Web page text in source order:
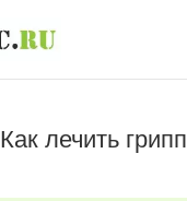
Как лечить грипп